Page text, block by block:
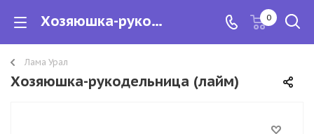
Хозяюшка-рукодельница 0
Лама Урал
Хозяюшка-рукодельница (лайм)